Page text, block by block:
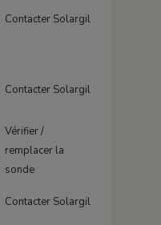
Contacter Solargil
Contacter Solargil
Vérifier /
remplacer la
sonde
Contacter Solargil